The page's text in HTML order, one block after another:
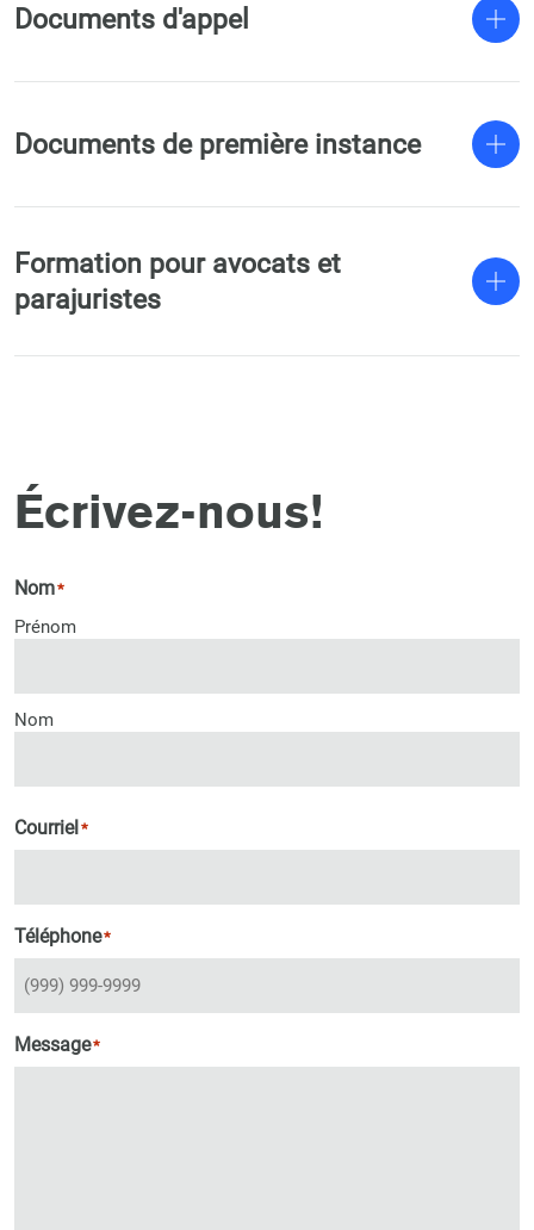
Documents d'appel
Documents de première instance
Formation pour avocats et
parajuristes
Écrivez-nous!
Nom*
Prénom
Nom
Courriel *
Téléphone*
Message*